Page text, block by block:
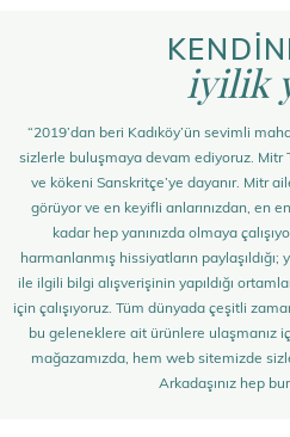
iyilik
“2019’dan beri Kadıköy’ün sevimli
sizlerle buluşmaya devam ediyoruz. Mitr
ve kökeni Sanskritçe’ye dayanır. Mitr
görüyor ve en keyifli anlarınızdan, en
kadar hep yanınızda olmaya
harmanlanmış hissiyatların
ile ilgili bilgi alışverişinin yapıldığı
için çalışıyoruz. Tüm dünyada çeşitli
bu geleneklere ait ürünlere ulaşmanız
mağazamızda, hem web sitemizde
Arkadaşınız hep